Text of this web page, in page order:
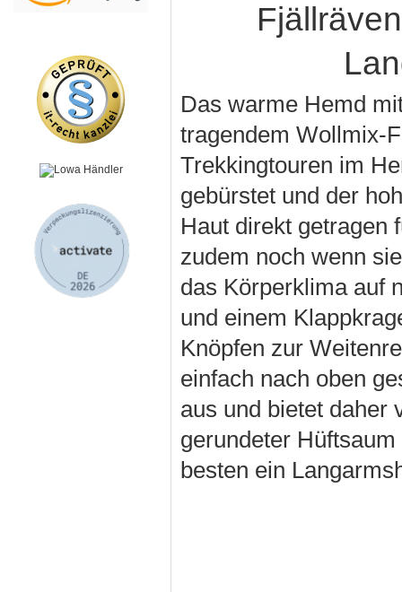
Das warme Hemd
tragendem Wollmix-
Trekkingtouren im
gebürstet und der
Haut direkt getragen
zudem noch wenn
das Körperklima auf
und einem
Knöpfen zur
einfach nach oben
aus und bietet daher
gerundeter
besten ein